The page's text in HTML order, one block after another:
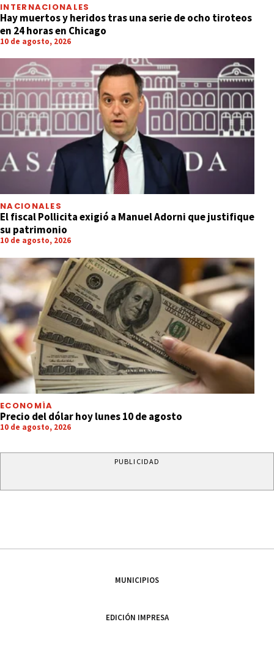
INTERNACIONALES
Hay muertos y heridos tras una serie de ocho tiroteos
en 24 horas en Chicago
10 de agosto, 2026
NACIONALES
El fiscal Pollicita exigió a Manuel Adorni que justifique
su patrimonio
10 de agosto, 2026
ECONOMÍA
Precio del dólar hoy lunes 10 de agosto
10 de agosto, 2026
PUBLICIDAD
MUNICIPIOS
EDICIÓN IMPRESA